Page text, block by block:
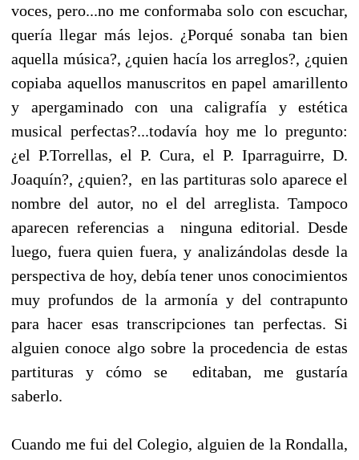
voces, pero...no me conformaba solo con escuchar,
quería llegar más lejos. ¿Porqué sonaba tan bien
aquella música?, ¿quien hacía los arreglos?, ¿quien
copiaba aquellos manuscritos en papel amarillento
y apergaminado con una caligrafía y estética
musical perfectas?...todavía hoy me lo pregunto:
¿el P.Torrellas, el P. Cura, el P. Iparraguirre, D.
Joaquín?, ¿quien?, en las partituras solo aparece el
nombre del autor, no el del arreglista. Tampoco
aparecen referencias a ninguna editorial. Desde
luego, fuera quien fuera, y analizándolas desde la
perspectiva de hoy, debía tener unos conocimientos
muy profundos de la armonía y del contrapunto
para hacer esas transcripciones tan perfectas. Si
alguien conoce algo sobre la procedencia de estas
partituras y cómo se editaban, me gustaría
saberlo.
Cuando me fui del Colegio, alguien de la Rondalla,